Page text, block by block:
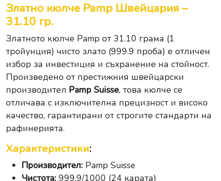
Златно кюлче Pamp Швейцария –
31.10 гр.
Златното кюлче Pamp от 31.10 грама (1
тройунция) чисто злато (999.9 проба) е отличен
избор за инвестиция и съхранение на стойност.
Произведено от престижния швейцарски
производител Pamp Suisse, това кюлче се
отличава с изключителна прецизност и високо
качество, гарантирани от строгите стандарти на
рафинерията.
Характеристики:
Производител: Pamp Suisse
Чистота: 999.9/1000 (24 карата)